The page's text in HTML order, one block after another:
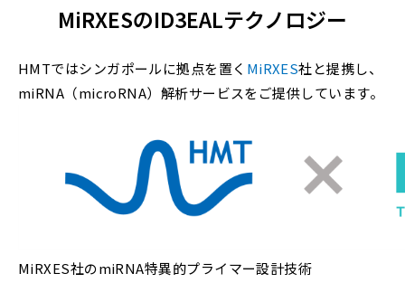
MiRXESのID3EALテクノロジー
HMTではシンガポールに拠点を置く MiRXES社と提携し、
miRNA（microRNA）解析サービスをご提供しています。
MiRXES社のmiRNA特異的プライマー設計技術